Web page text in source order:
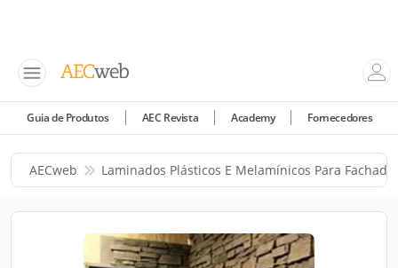
Guia de Produtos AEC Revista Academy Fornecedores
AECweb Laminados Plásticos E Melamínicos Para